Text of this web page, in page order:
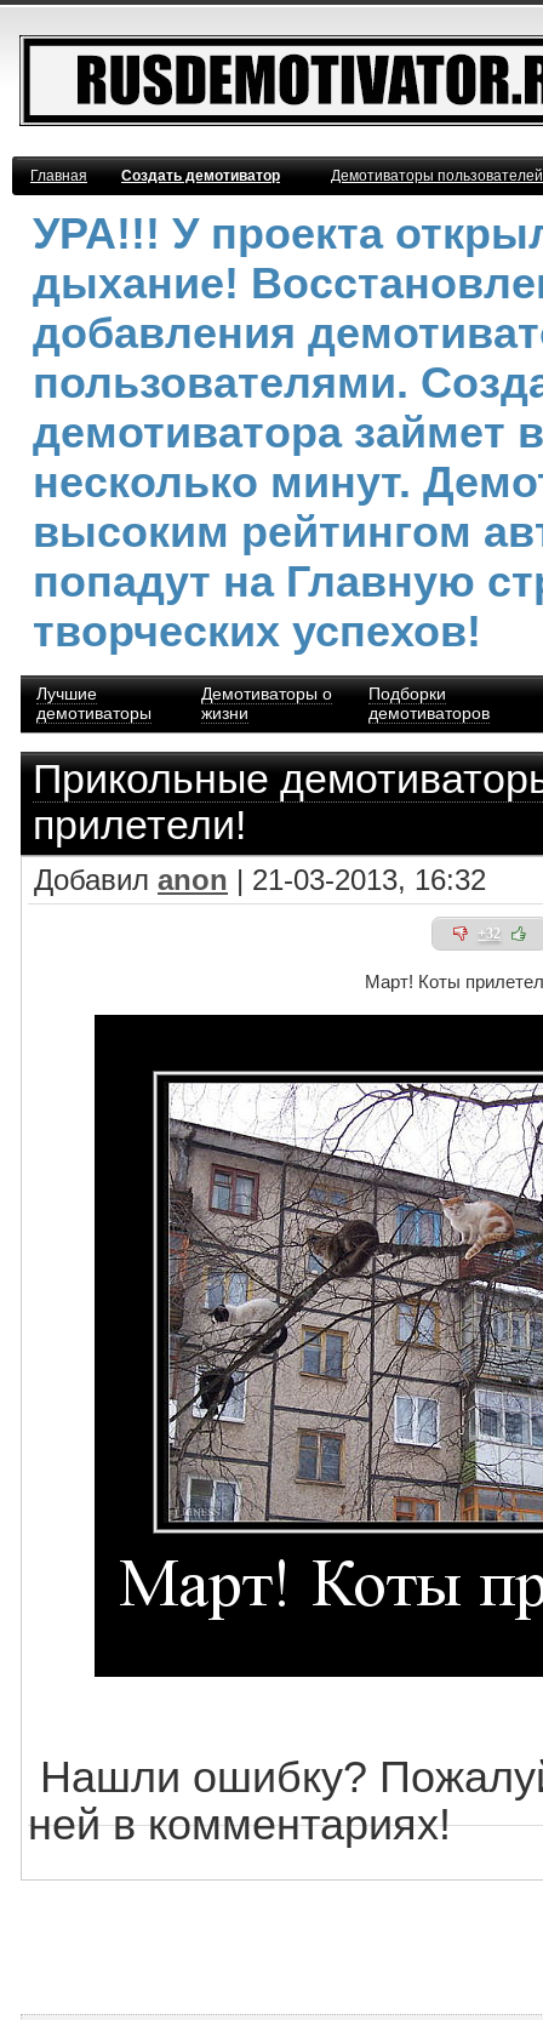
Главная Создать демотиватор Демотиваторы
УРА!!! У проекта
дыхание!
добавления
пользователями.
демотиватора займет
несколько минут.
высоким рейтингом
попадут на Главную
творческих успехов!
Лучшие
демотиваторы
Демотиваторы о
жизни
Подборки
демотиваторов
Прикольные
прилетели!
Добавил anon | 21-03-2013, 16:32
+32
Март! Коты
Нашли ошибку?
ней в комментариях!